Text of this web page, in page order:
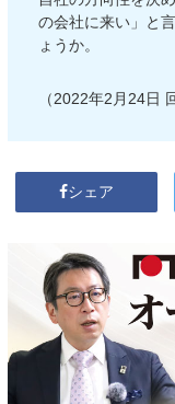
の会社に来い」と
ょうか。
（2022年2月24日
シェア